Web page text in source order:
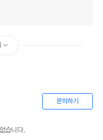
문의하기
습니다.